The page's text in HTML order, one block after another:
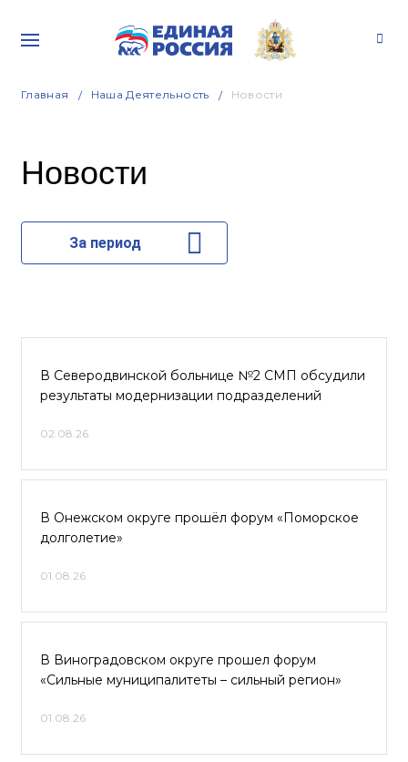
Главная Наша Деятельность Новости
Новости
За период
В Северодвинской больнице №2 СМП обсудили
результаты модернизации подразделений
02.08.26
В Онежском округе прошёл форум «Поморское
долголетие»
01.08.26
В Виноградовском округе прошел форум
«Сильные муниципалитеты – сильный регион»
01.08.26